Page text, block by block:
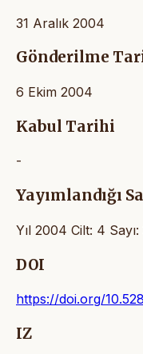
31 Aralık 2004
Gönderilme
6 Ekim 2004
Kabul Tarihi
-
Yayımlandığı
Yıl 2004 Cilt: 4 Sayı:
DOI
https://doi.org/
IZ